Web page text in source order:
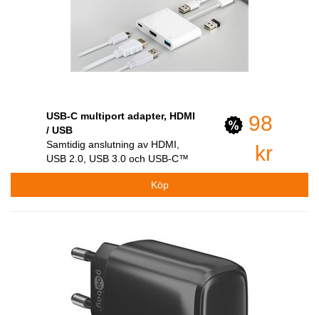
USB-C multiport adapter, HDMI
/ USB
Samtidig anslutning av HDMI,
USB 2.0, USB 3.0 och USB-C™
98
kr